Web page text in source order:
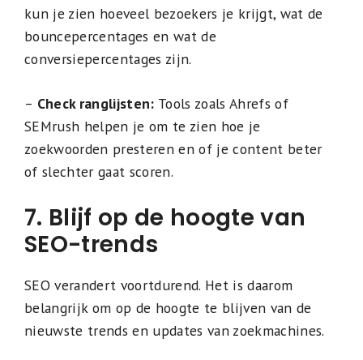
kun je zien hoeveel bezoekers je krijgt, wat de
bouncepercentages en wat de
conversiepercentages zijn.
– Check ranglijsten: Tools zoals Ahrefs of
SEMrush helpen je om te zien hoe je
zoekwoorden presteren en of je content beter
of slechter gaat scoren.
7. Blijf op de hoogte van
SEO-trends
SEO verandert voortdurend. Het is daarom
belangrijk om op de hoogte te blijven van de
nieuwste trends en updates van zoekmachines.